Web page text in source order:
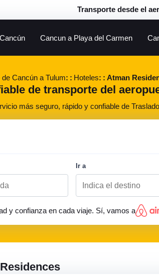
Transporte desde el
Cancun a Playa del Carmen
Cancún a Tulum Hoteles Atman
de transporte del
más seguro, rápido y confiable de
Ir a
y confianza en cada viaje. Sí, vamos a